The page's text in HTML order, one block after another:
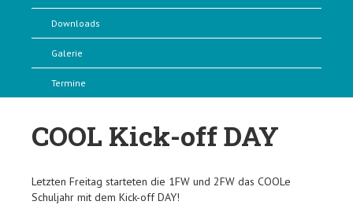
Downloads
Galerie
Termine
COOL Kick-off DAY
Letzten Freitag starteten die 1FW und 2FW das COOLe
Schuljahr mit dem Kick-off DAY!